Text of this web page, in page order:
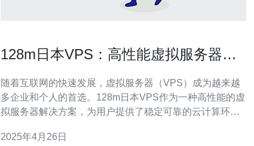
128m日本VPS：高性能虚拟服务器解
随着互联网的快速发展，虚拟服务器（VPS）成为越来越
多企业和个人的首选。128m日本VPS作为一种高性能的虚
拟服务器解决方案，为用户提供了稳定可靠的云计算环
VPS是一种基于云计算技术的虚拟服务器，具有128MB的
2025年4月26日